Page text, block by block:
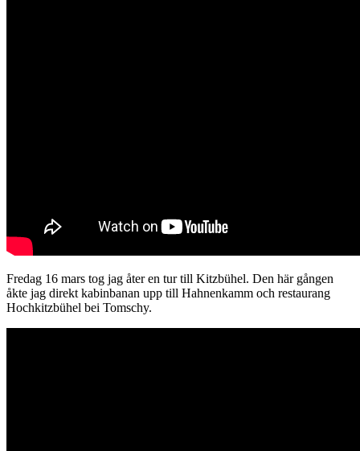
Fredag 16 mars tog jag åter en tur till Kitzbühel. Den här gången
åkte jag direkt kabinbanan upp till Hahnenkamm och restaurang
Hochkitzbühel bei Tomschy.